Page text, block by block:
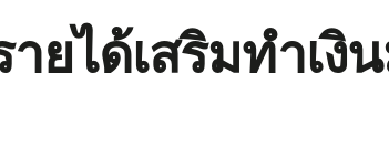
ยได้เสริมทำเงิ